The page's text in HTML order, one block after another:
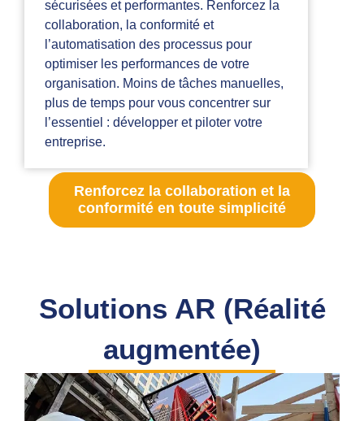
sécurisées et performantes. Renforcez la
collaboration, la conformité et
l’automatisation des processus pour
optimiser les performances de votre
organisation. Moins de tâches manuelles,
plus de temps pour vous concentrer sur
l’essentiel : développer et piloter votre
entreprise.
Renforcez la collaboration et la
conformité en toute simplicité
Solutions AR (Réalité
augmentée)